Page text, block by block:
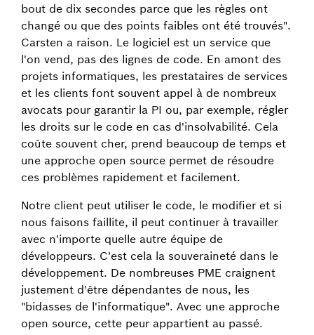
bout de dix secondes parce que les règles ont
changé ou que des points faibles ont été trouvés".
Carsten a raison. Le logiciel est un service que
l'on vend, pas des lignes de code. En amont des
projets informatiques, les prestataires de services
et les clients font souvent appel à de nombreux
avocats pour garantir la PI ou, par exemple, régler
les droits sur le code en cas d'insolvabilité. Cela
coûte souvent cher, prend beaucoup de temps et
une approche open source permet de résoudre
ces problèmes rapidement et facilement.
Notre client peut utiliser le code, le modifier et si
nous faisons faillite, il peut continuer à travailler
avec n'importe quelle autre équipe de
développeurs. C'est cela la souveraineté dans le
développement. De nombreuses PME craignent
justement d'être dépendantes de nous, les
"bidasses de l'informatique". Avec une approche
open source, cette peur appartient au passé.